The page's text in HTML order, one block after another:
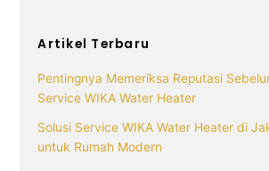
Artikel Terbaru
Pentingnya Memeriksa Reputasi
Service WIKA Water Heater
Solusi Service WIKA Water Heater di
untuk Rumah Modern